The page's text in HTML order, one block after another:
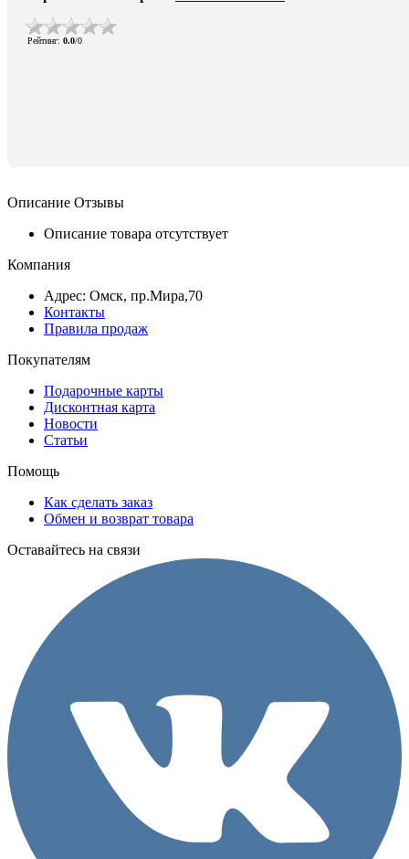
Рейтинг: 0.0/0
Описание Отзывы
Описание товара отсутствует
Компания
Адрес: Омск, пр.Мира,70
Контакты
Правила продаж
Покупателям
Подарочные карты
Дисконтная карта
Новости
Статьи
Помощь
Как сделать заказ
Обмен и возврат товара
Оставайтесь на связи